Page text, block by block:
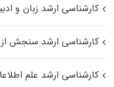
کارشناسی ارشد زبان و
کارشناسی ارشد سنجش از
کارشناسی ارشد علم